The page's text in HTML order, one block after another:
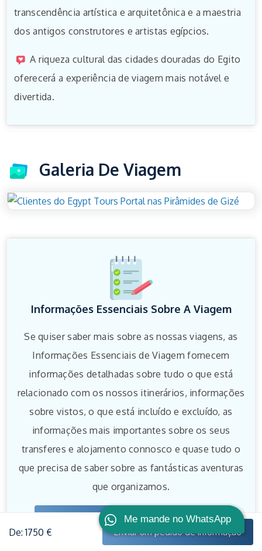
Me mande no WhatsApp
transcendência artística e arquitetônica e a maestria
dos antigos construtores e artistas egípcios.
A riqueza cultural das cidades douradas do Egito
oferecerá a experiência de viagem mais notável e
divertida.
Galeria De Viagem
Informações Essenciais Sobre A Viagem
Se quiser saber mais sobre as nossas viagens, as
Informações Essenciais de Viagem fornecem
informações detalhadas sobre tudo o que está
relacionado com os nossos itinerários, informações
sobre vistos, o que está incluído e excluído, as
informações mais importantes sobre os seus
transferes e alojamento connosco e quase tudo o
que precisa de saber sobre as fantásticas aventuras
que organizamos.
Ver informações essenciais sobre a viagem
De: 1750 € Enviar um pedido de informação